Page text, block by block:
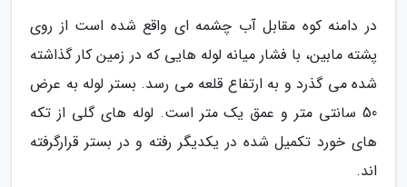
در دامنه کوه مقابل آب چشمه ای واقع شده است از روی
پشته مابین، با فشار میانه لوله هایی که در زمین کار گذاشته
شده می گذرد و به ارتفاع قلعه می رسد. بستر لوله به عرض
50 سانتی متر و عمق یک متر است. لوله های گلی از تکه
های خورد تکمیل شده در یکدیگر رفته و در بستر قرارگرفته
اند.